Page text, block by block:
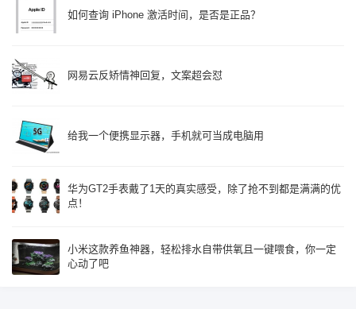
如何查询 iPhone 激活时间，是否是正品？
网易云反矫情神回复，文案超会怼
给我一个便携显示器，手机就可当成电脑用
华为GT2手表戴了1天的真实感受，除了抢不到都是满满的优
点！
小米这款养鱼神器，轻松排水自带供氧且一键喂食，你一定
心动了吧